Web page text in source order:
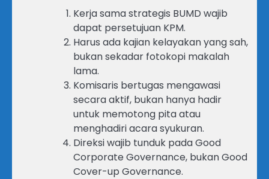
Kerja sama strategis BUMD wajib
dapat persetujuan KPM.
Harus ada kajian kelayakan yang sah,
bukan sekadar fotokopi makalah
lama.
Komisaris bertugas mengawasi
secara aktif, bukan hanya hadir
untuk memotong pita atau
menghadiri acara syukuran.
Direksi wajib tunduk pada Good
Corporate Governance, bukan Good
Cover-up Governance.